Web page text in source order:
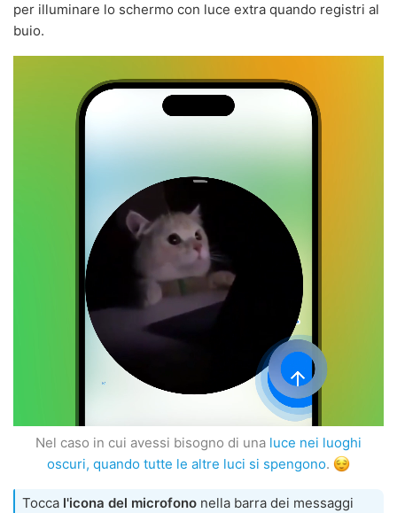
per illuminare lo schermo con luce extra quando registri al
buio.
Nel caso in cui avessi bisogno di una luce nei luoghi
oscuri, quando tutte le altre luci si spengono.
Tocca l'icona del microfono nella barra dei messaggi